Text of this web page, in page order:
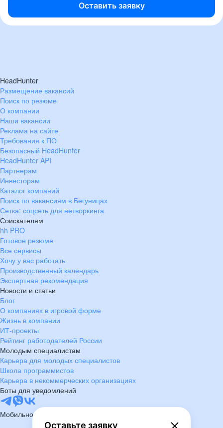
Оставить заявку
Оставьте заявку
HeadHunter
Размещение вакансий
Поиск по резюме
О компании
Наши вакансии
Реклама на сайте
Требования к ПО
Безопасный HeadHunter
HeadHunter API
Партнерам
Инвесторам
Каталог компаний
Поиск по вакансиям в Бегуницах
Сетка: соцсеть для нетворкинга
Соискателям
hh PRO
Готовое резюме
Все сервисы
Хочу у вас работать
Производственный календарь
Экспертная рекомендация
Новости и статьи
Блог
О компаниях в игровой форме
Жизнь в компании
ИТ-проекты
Рейтинг работодателей России
Молодым специалистам
Карьера для молодых специалистов
Школа программистов
Карьера в некоммерческих организациях
Боты для уведомлений
Мобильное приложение